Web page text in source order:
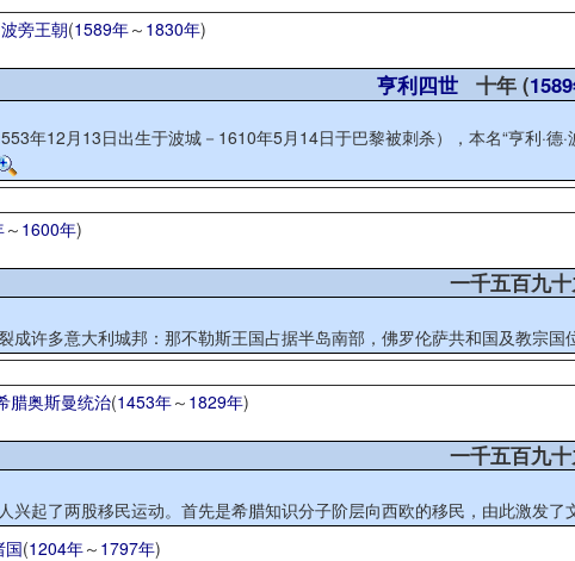
波旁王朝(1589年～ 1830年)
亨利四世 十年 (
年12月13日出生于波城－1610年5月14日于巴黎被刺杀），本名“亨利·
～ 1600年)
一千五百九
成许多意大利城邦：那不勒斯王国占据半岛南部，佛罗伦萨共和国及教宗
腊奥斯曼统治(1453年～ 1829年)
一千五百九
兴起了两股移民运动。首先是希腊知识分子阶层向西欧的移民，由此激发
国(1204年～ 1797年)